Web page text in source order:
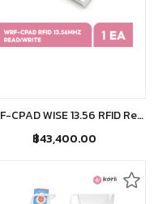
WRF-CPAD WISE 13.56 RFID Read/Write เครื่องยืม-คืนหนังสือ ขนาดกระทัดรัด
฿43,400.00